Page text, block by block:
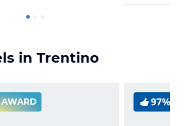
in Trentino
AWARD 97%